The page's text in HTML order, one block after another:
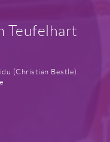
Teufelhart
(Christian Bestle).